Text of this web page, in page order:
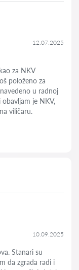
12.07.2025
za NKV
položeno za
u radnoj
je NKV,
viličaru.
10.09.2025
Stanari su
da zgrada radi i